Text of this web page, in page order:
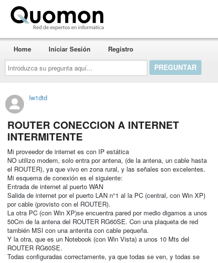
Introduzca
su
pregunta
aquí...
Home Iniciar Sesión Registro
lw1dtd
ROUTER CONECCION A INTERNET
INTERMITENTE
Mi proveedor de internet es con IP estática
NO utilizo modem, solo entra por antena, (de la antena, un cable hasta
el ROUTER), ya que vivo en zona rural, y las señales son excelentes.
Mi esquema de conexión es el siguiente:
Entrada de internet al puerto WAN
Salida de internet por el puerto LAN n°1 al la PC (central, con Win XP)
por cable (provisto con el ROUTER).
La otra PC (con Win XP)se encuentra pared por medio digamos a unos
50Cm de la antena del ROUTER RG60SE. Con una plaqueta de red
también MSI con una antenita con cable pequeña.
Y la otra, que es un Notebook (con Win Vista) a unos 10 Mts del
ROUTER RG60SE.
Todas configuradas correctamente, ya que todas se ven, y todas se